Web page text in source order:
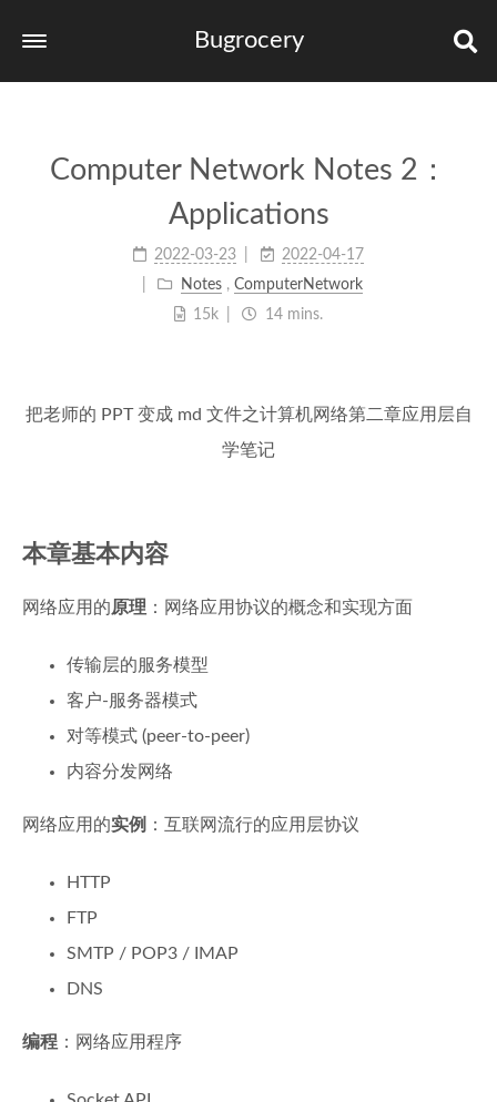
Bugrocery
Tags
Computer Network Notes 2：
Applications
2022-03-23
2022-04-17
Notes ,ComputerNetwork
15k
14 mins.
把老师的 PPT 变成 md 文件之计算机网络第二章应用层自
学笔记
本章基本内容
网络应用的原理 ：网络应用协议的概念和实现方面
传输层的服务模型
客户-服务器模式
对等模式 (peer-to-peer)
内容分发网络
网络应用的实例 ：互联网流行的应用层协议
HTTP
FTP
SMTP / POP3 / IMAP
DNS
编程 ：网络应用程序